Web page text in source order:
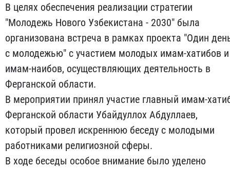
В целях обеспечения реализации стратегии
"Молодежь Нового Узбекистана - 2030" была
организована встреча в рамках проекта "Один
с молодежью" с участием молодых имам-хатибов и
имам-наибов, осуществляющих деятельность в
Ферганской области.
В мероприятии принял участие главный имам-
Ферганской области Убайдуллох Абдуллаев,
который провел искреннюю беседу с молодыми
работниками религиозной сферы.
В ходе беседы особое внимание было уделено